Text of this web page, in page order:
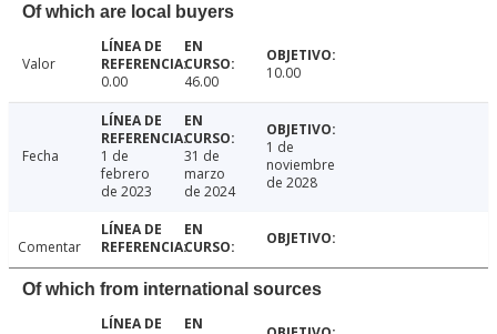
Of which are local buyers
Valor
0.00
46.00 10.00
Fecha
1 de
febrero
de 2023
31 de
marzo
de 2024
1 de
noviembre
de 2028
Comentar
Of which from international sources